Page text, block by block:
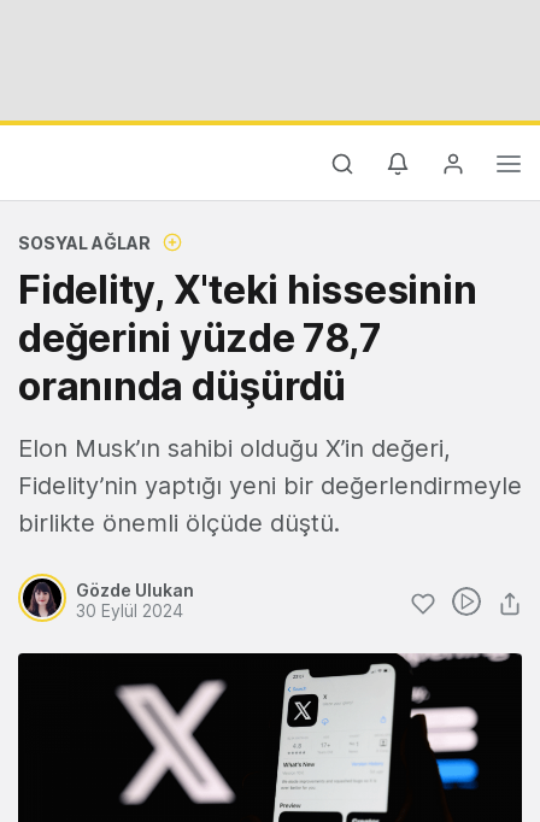
SOSYAL AĞLAR
Fidelity, X'teki hissesinin
değerini yüzde 78,7
oranında düşürdü
Elon Musk’ın sahibi olduğu X’in değeri,
Fidelity’nin yaptığı yeni bir değerlendirmeyle
birlikte önemli ölçüde düştü.
Gözde Ulukan
30 Eylül 2024